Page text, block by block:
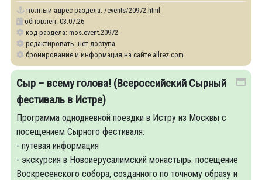
полный адрес раздела: /events/20972.html
обновлен: 03.07.26
код раздела: mos.event.20972
редактировать: нет доступа
бронирование и информация на сайте allrez.com
Сыр – всему голова! (Всероссийский Сырный
фестиваль в Истре)
Программа однодневной поездки в Истру из Москвы с
посещением Сырного фестиваля:
- путевая информация
- экскурсия в Новоиерусалимский монастырь: посещение
Воскресенского собора, созданного по точному образу и